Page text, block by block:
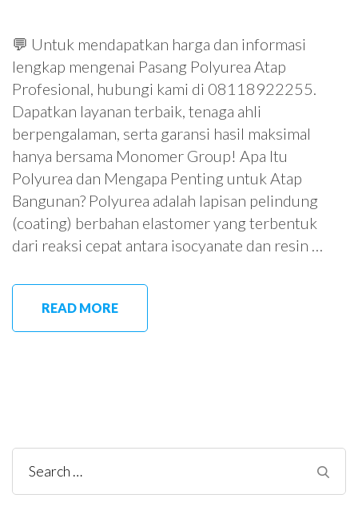
💬 Untuk mendapatkan harga dan informasi
lengkap mengenai Pasang Polyurea Atap
Profesional, hubungi kami di 08118922255.
Dapatkan layanan terbaik, tenaga ahli
berpengalaman, serta garansi hasil maksimal
hanya bersama Monomer Group! Apa Itu
Polyurea dan Mengapa Penting untuk Atap
Bangunan? Polyurea adalah lapisan pelindung
(coating) berbahan elastomer yang terbentuk
dari reaksi cepat antara isocyanate dan resin …
READ MORE
Search
for: